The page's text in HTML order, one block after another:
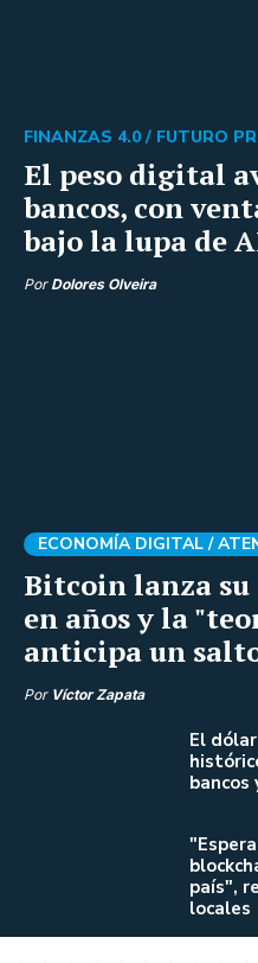
El peso digital
bancos, con
bajo la lupa de
FINANZAS 4.0 / FUTURO
Por Dolores Olveira
Bitcoin lanza su
en años y la
anticipa un
ECONOMÍA DIGITAL /
Por Víctor Zapata
El
país",
locales